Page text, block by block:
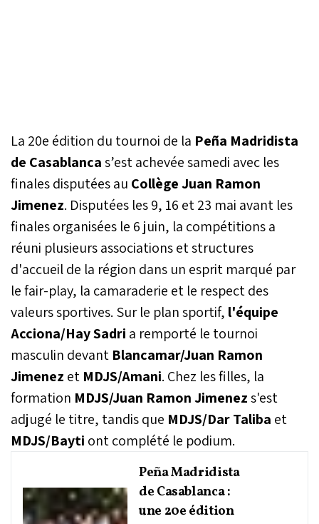
La 20e édition du tournoi de la Peña Madridista
de Casablancas’est achevée samedi avec les
finales disputées au Collège Juan Ramon
Jimenez. Disputées les 9, 16 et 23 mai avant les
finales organisées le 6 juin, la compétitions a
réuni plusieurs associations et structures
d'accueil de la région dans un esprit marqué par
le fair-play, la camaraderie et le respect des
valeurs sportives. Sur le plan sportif, l'équipe
Acciona/Hay Sadri a remporté le tournoi
masculin devant Blancamar/Juan Ramon
Jimenez et MDJS/Amani. Chez les filles, la
formation MDJS/Juan Ramon Jimenezs'est
adjugé le titre, tandis que MDJS/Dar Taliba et
MDJS/Bayti ont complété le podium.
Peña Madridista
de Casablanca :
une 20e édition